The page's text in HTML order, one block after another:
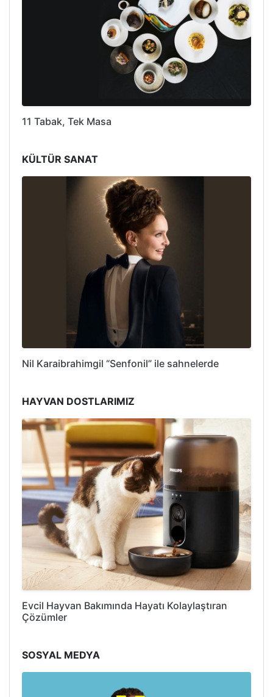
11 Tabak, Tek Masa
KÜLTÜR SANAT
Nil Karaibrahimgil “Senfonil” ile sahnelerde
HAYVAN DOSTLARIMIZ
Evcil Hayvan Bakımında Hayatı Kolaylaştıran
Çözümler
SOSYAL MEDYA